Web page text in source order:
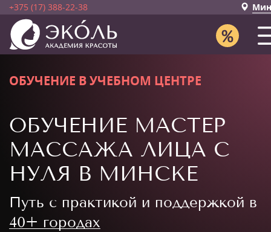
+375 (17) 388-22-38
ОБУЧЕНИЕ В УЧЕБНОМ ЦЕНТРЕ
ОБУЧЕНИЕ МАСТЕР
МАССАЖА ЛИЦА С
НУЛЯ В МИНСКЕ
Путь с практикой и поддержкой в
40+ городах